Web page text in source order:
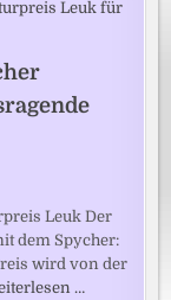
Leuk Der
dem Spycher:
wird von der
…